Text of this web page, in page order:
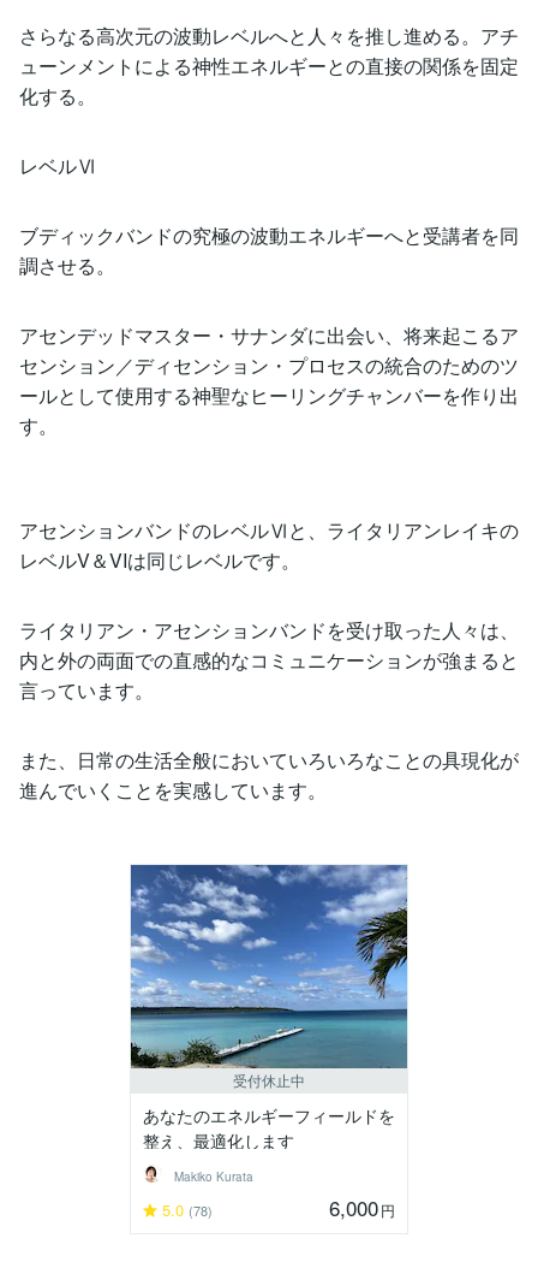
さらなる高次元の波動レベルへと人々を推し進める。アチ
ューンメントによる神性エネルギーとの直接の関係を固定
化する。
レベルⅥ
ブディックバンドの究極の波動エネルギーへと受講者を同
調させる。
アセンデッドマスター・サナンダに出会い、将来起こるア
センション／ディセンション・プロセスの統合のためのツ
ールとして使用する神聖なヒーリングチャンバーを作り出
す。
アセンションバンドのレベルⅥと、ライタリアンレイキの
レベルV＆VIは同じレベルです。
ライタリアン・アセンションバンドを受け取った人々は、
内と外の両面での直感的なコミュニケーションが強まると
言っています。
また、日常の生活全般においていろいろなことの具現化が
進んでいくことを実感しています。
受付休止中
あなたのエネルギーフィールドを
整え、最適化します
Makiko Kurata
5.0 (78) 6,000円